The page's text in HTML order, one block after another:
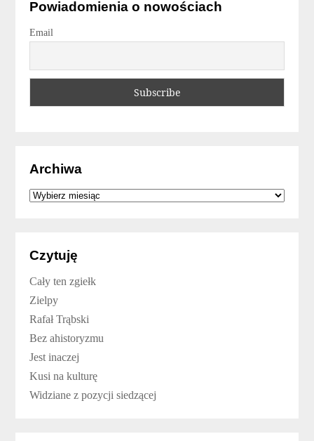
Powiadomienia o nowościach
Email
Archiwa
Archiwa
Czytuję
Cały ten zgiełk
Zielpy
Rafał Trąbski
Bez ahistoryzmu
Jest inaczej
Kusi na kulturę
Widziane z pozycji siedzącej